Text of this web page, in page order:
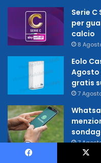
Serie
per
calcio
8
Eolo
Agosto
gratis
7
7
DAZN